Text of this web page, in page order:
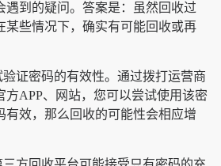
遇到的疑问。答案是：虽然回收过
某些情况下，确实有可能回收或再
证密码的有效性。通过拨打运营商
方APP、网站，您可以尝试使用该密
有效，那么回收的可能性会相应增